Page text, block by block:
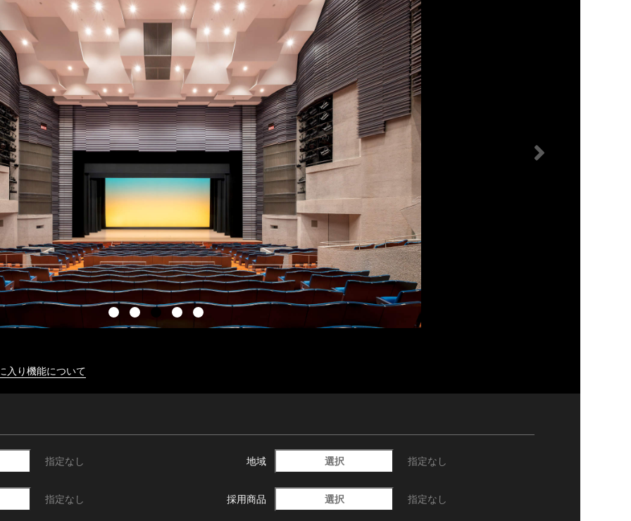
入り機能について
指定なし 地域 選択 指定なし
指定なし 採用商品 選択 指定なし